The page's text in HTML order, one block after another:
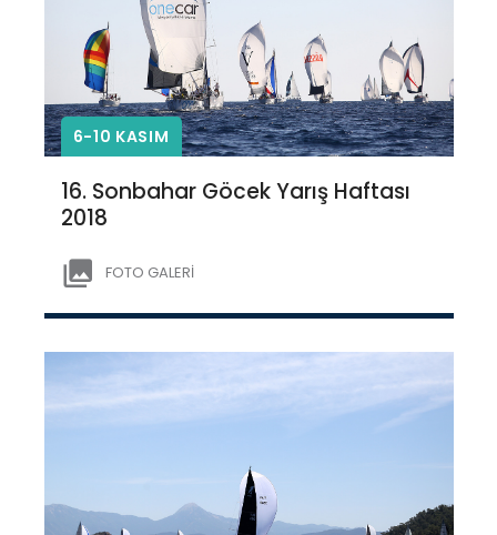
6-10 KASIM
16. Sonbahar Göcek Yarış Haftası
2018
FOTO GALERİ